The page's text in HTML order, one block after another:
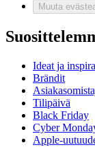
Muuta
Ideat ja
Brändit
Tilipäivä
Black Friday
Cyber
Apple-